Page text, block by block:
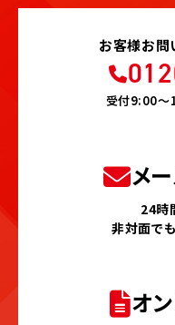
お客様お問
受付9:00〜
メ
24時
非対面で
オ